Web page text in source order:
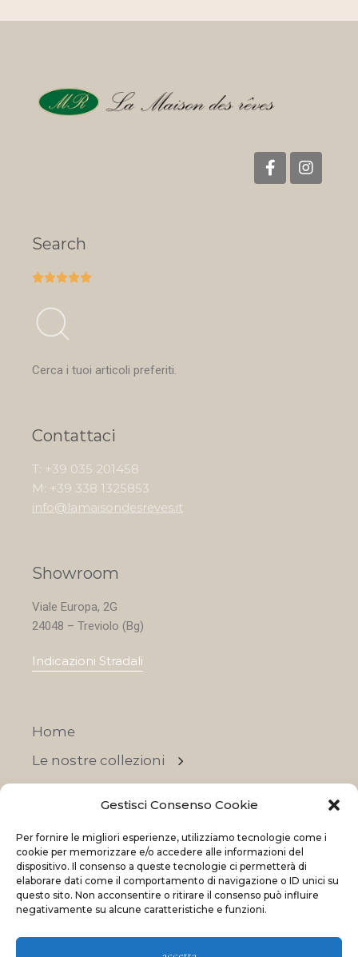
Gestisci Consenso Cookie
Per fornire le migliori esperienze, utilizziamo tecnologie come i
cookie per memorizzare e/o accedere alle informazioni del
dispositivo. Il consenso a queste tecnologie ci permetterà di
elaborare dati come il comportamento di navigazione o ID unici su
questo sito. Non acconsentire o ritirare il consenso può influire
negativamente su alcune caratteristiche e funzioni.
Search

Cerca i tuoi articoli preferiti.
Contattaci
T: +39 035 201458
M: +39 338 1325853
info@lamaisondesreves.it
Showroom
Viale Europa, 2G
24048 – Treviolo (Bg)
Indicazioni Stradali
Home
Le nostre collezioni
OFFERTE
© 2023 La Maison Des Reves | All rights reserved